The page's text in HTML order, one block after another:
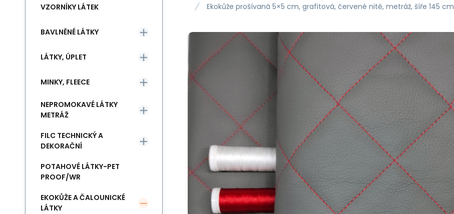
Ekokůže prošívaná 5×5 cm, grafitová, červené nitě, metráž, šíře 145 cm
VZORNÍKY LÁTEK
BAVLNĚNÉ LÁTKY
LÁTKY, ÚPLET
MINKY, FLEECE
NEPROMOKAVÉ LÁTKY
METRÁŽ
FILC TECHNICKÝ A
DEKORAČNÍ
POTAHOVÉ LÁTKY-PET
PROOF/WR
EKOKŮŽE A ČALOUNICKÉ
LÁTKY